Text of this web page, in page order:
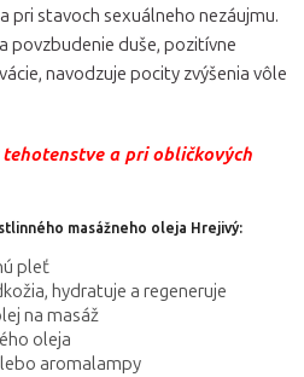
pri stavoch sexuálneho nezáujmu.
povzbudenie duše, pozitívne
navodzuje pocity zvýšenia vôle
a pri obličkových
masážneho oleja Hrejivý:
pleť
hydratuje a regeneruje
na masáž
oleja
aromalampy